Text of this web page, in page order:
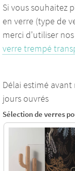
Si vous souhaitez
en verre (type de
merci d'utiliser
verre trempé
Délai estimé avant
jours ouvrés
Sélection de verres